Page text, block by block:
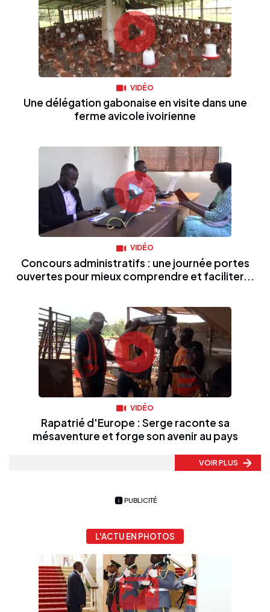
VIDÉO
Une délégation gabonaise en visite dans une
ferme avicole ivoirienne
VIDÉO
Concours administratifs : une journée portes
ouvertes pour mieux comprendre et faciliter...
VIDÉO
Rapatrié d'Europe : Serge raconte sa
mésaventure et forge son avenir au pays
VOIR PLUS
PUBLICITÉ
L'ACTU EN PHOTOS